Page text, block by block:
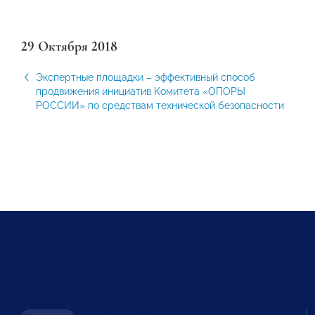
29 Октября 2018
Экспертные площадки – эффективный способ
продвижения инициатив Комитета «ОПОРЫ
РОССИИ» по средствам технической безопасности